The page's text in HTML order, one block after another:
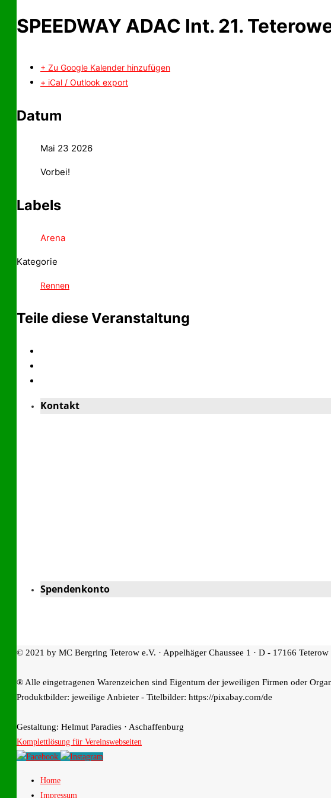
SPEEDWAY ADAC Int. 21.
+ Zu Google Kalender hinzufügen
+ iCal / Outlook export
Datum
Mai 23 2026
Vorbei!
Labels
Arena
Kategorie
Rennen
Teile diese Veranstaltung
Kontakt
Spendenkonto
© 2021 by MC Bergring Teterow e.V. · Appelhäger Chaussee 1 · D - 17166 Teterow
® Alle eingetragenen Warenzeichen sind Eigentum der jeweiligen Firmen oder
Produktbilder: jeweilige Anbieter - Titelbilder: https://pixabay.com/de
Gestaltung: Helmut Paradies · Aschaffenburg
Komplettlösung für Vereinswebseiten
Home
Impressum